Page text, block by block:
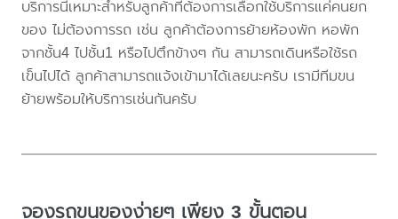
บริการนี้เหมาะสำหรับลูกค้าที่ต้องการเลือกใช้บริการแค่คนยก
ของ ไม่ต้องการรถ เช่น ลูกค้าต้องการย้ายห้องพัก หอพัก
จากชั้น4 ไปชั้น1 หรือไปตึกข้างๆ กัน สามารถเดินหรือใช้รถ
เข็นไปได้ ลูกค้าสามารถแจ้งเข้ามาได้เลยนะครับ เรามีทีมขน
ย้ายพร้อมให้บริการเช่นกันครับ
จองรถขนของง่ายๆ เพียง 3 ขั้นตอน